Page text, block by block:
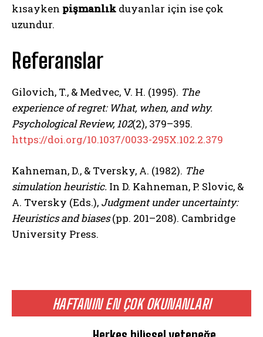
ABONE OL
HAFTANIN EN ÇOK OKUNANLARI
kısayken pişmanlık duyanlar için ise çok
uzundur.
Referanslar
Gilovich, T., & Medvec, V. H. (1995). The
experience of regret: What, when, and why.
Psychological Review, 102(2), 379–395.
https://doi.org/10.1037/0033-295X.102.2.379
Kahneman, D., & Tversky, A. (1982). The
simulation heuristic. In D. Kahneman, P. Slovic, &
A. Tversky (Eds.), Judgment under uncertainty:
Heuristics and biases(pp. 201–208). Cambridge
University Press.